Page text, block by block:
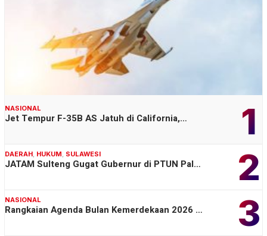
1
NASIONAL
Jet Tempur F-35B AS Jatuh di California,…
2
DAERAH HUKUM SULAWESI
JATAM Sulteng Gugat Gubernur di PTUN Pal…
3
NASIONAL
Rangkaian Agenda Bulan Kemerdekaan 2026 …